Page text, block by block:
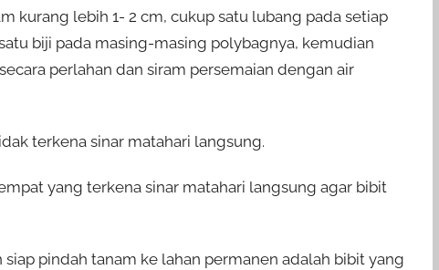
kurang lebih 1- 2 cm, cukup satu lubang pada setiap
biji pada masing-masing polybagnya, kemudian
perlahan dan siram persemaian dengan air
terkena sinar matahari langsung.
yang terkena sinar matahari langsung agar bibit
pindah tanam ke lahan permanen adalah bibit yang